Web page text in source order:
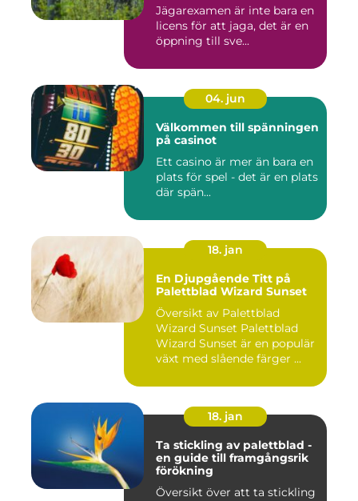
Jägarexamen är inte bara en
licens för att jaga, det är en
öppning till sve...
04. jun
Välkommen till spänningen
på casinot
Ett casino är mer än bara en
plats för spel - det är en plats
där spän...
18. jan
En Djupgående Titt på
Palettblad Wizard Sunset
Översikt av Palettblad
Wizard Sunset Palettblad
Wizard Sunset är en populär
växt med slående färger ...
18. jan
Ta stickling av palettblad -
en guide till framgångsrik
förökning
Översikt över att ta stickling